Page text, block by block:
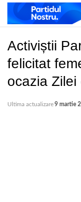
Activiștii
felicitat
ocazia
Ultima actualizare9 martie